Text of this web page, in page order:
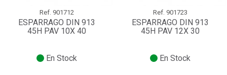
Ref. 901712
ESPARRAGO DIN 913
45H PAV 10X 40
En Stock
Ref. 901723
ESPARRAGO DIN 913
45H PAV 12X 30
En Stock